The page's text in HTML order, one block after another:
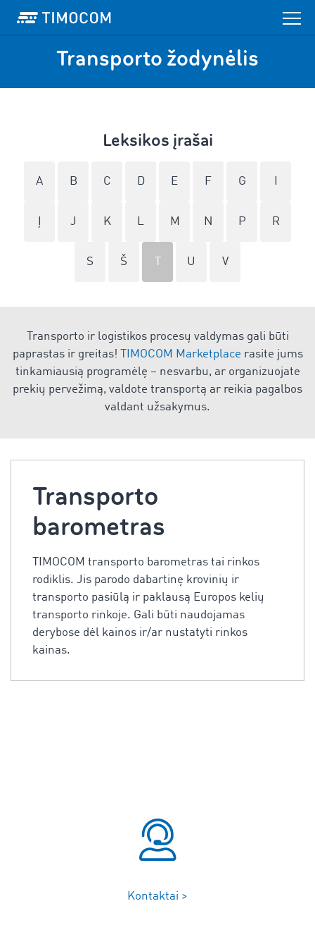
Transporto žodynėlis
Leksikos įrašai
A B C D E F G
J K L M N P R
S Š U V
Transporto ir logistikos procesų valdymas gali būti
paprastas ir greitas!
TIMOCOM Marketplace rasite jums
tinkamiausią programėlę – nesvarbu, ar organizuojate
prekių pervežimą, valdote transportą ar reikia pagalbos
valdant užsakymus.
Transporto
barometras
TIMOCOM transporto barometras tai rinkos
rodiklis. Jis parodo dabartinę krovinių ir
transporto pasiūlą ir paklausą Europos kelių
transporto rinkoje. Gali būti naudojamas
derybose dėl kainos ir/ar nustatyti rinkos
kainas.
Kontaktai >